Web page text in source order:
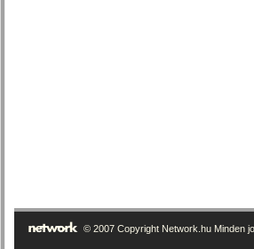
© 2007 Copyright Network.hu Minden